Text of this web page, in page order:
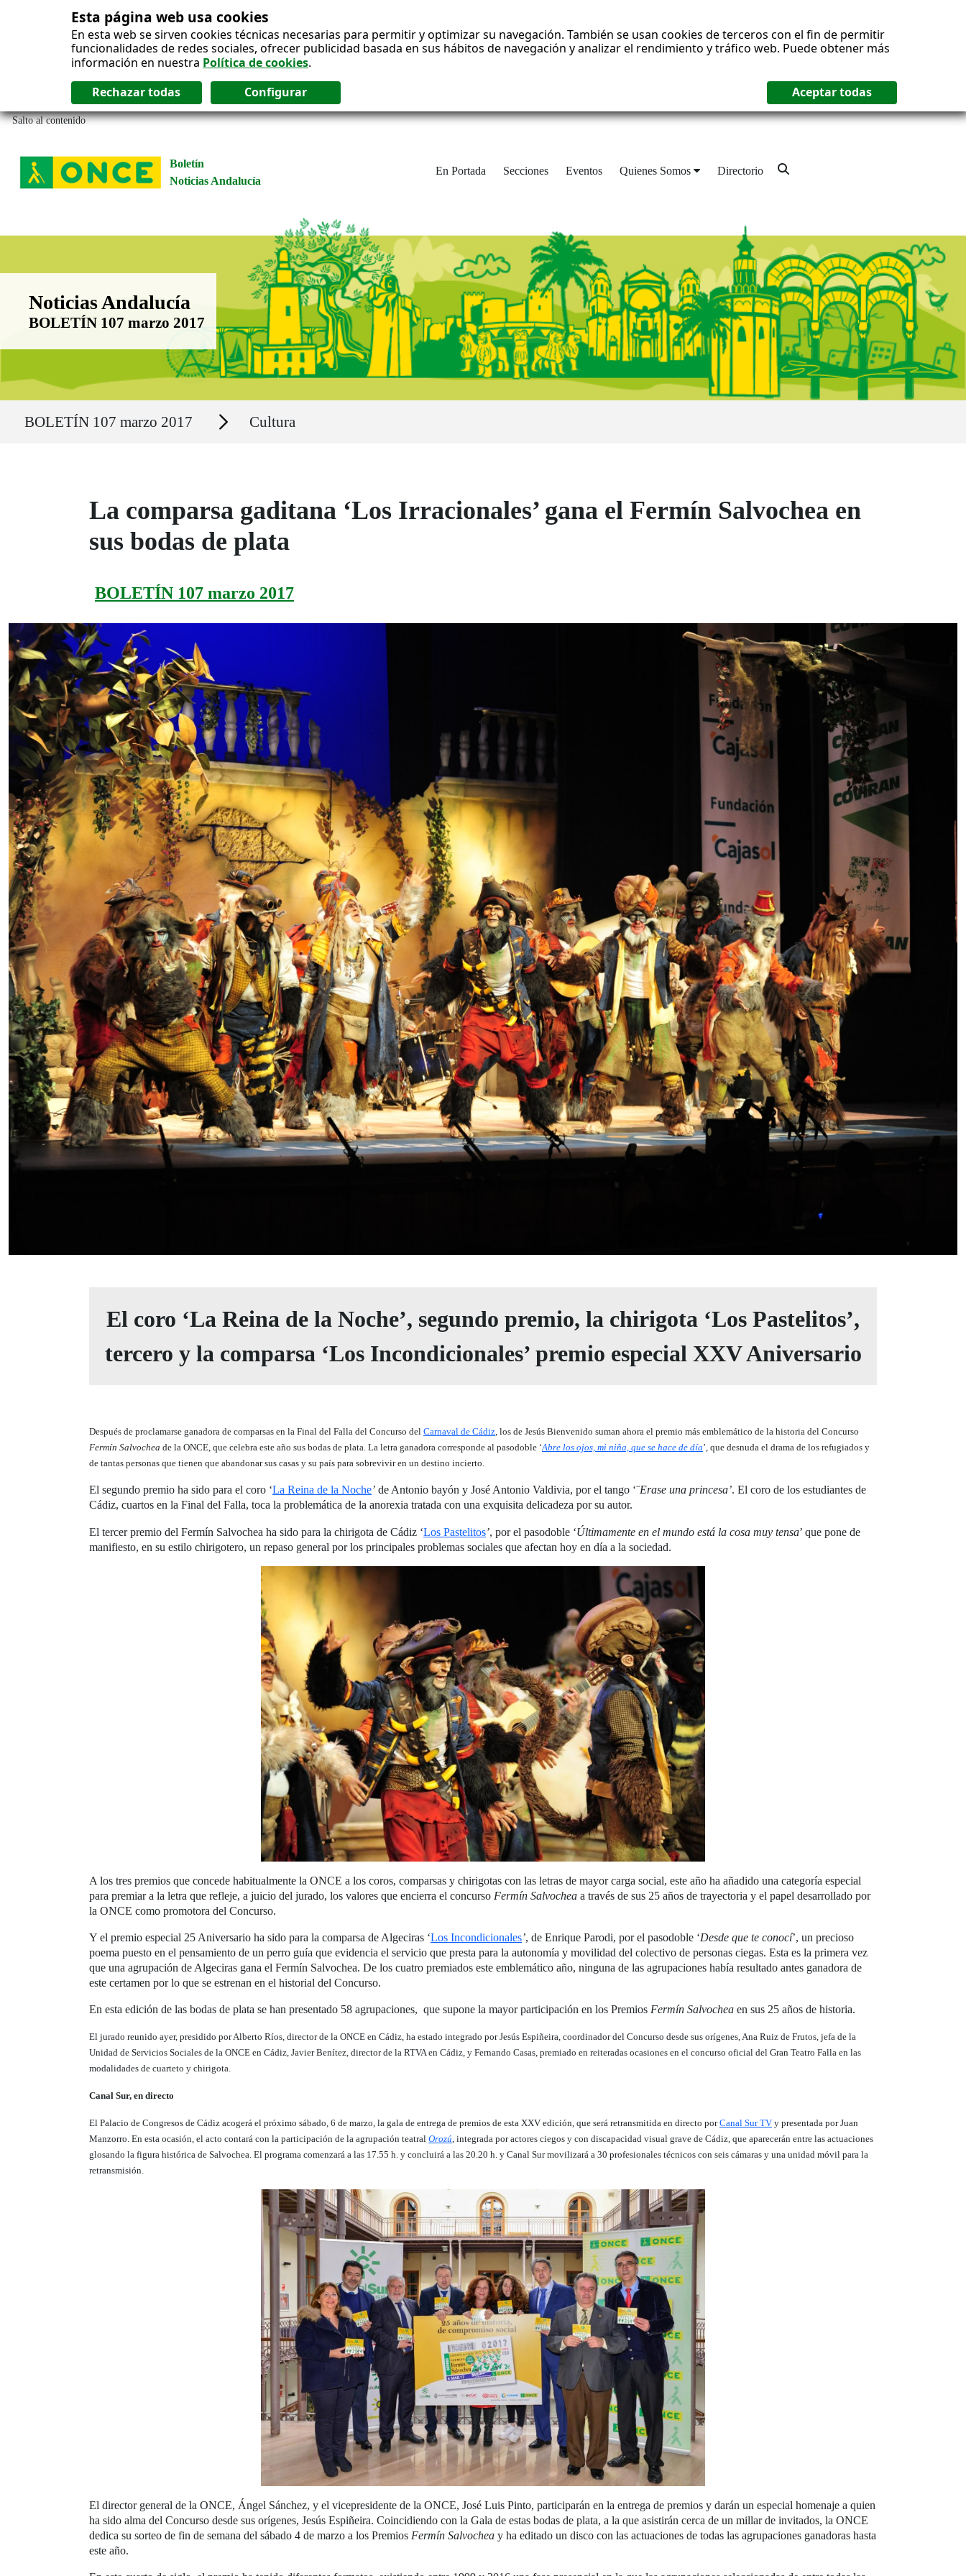
Esta página web usa cookies
En esta web se sirven cookies técnicas necesarias para permitir y optimizar su navegación. También se usan cookies de terceros con el fin de permitir
funcionalidades de redes sociales, ofrecer publicidad basada en sus hábitos de navegación y analizar el rendimiento y tráfico web. Puede obtener más
información en nuestra Política de cookies.
Salto al contenido
Boletín
Noticias Andalucía
En Portada Secciones Eventos Quienes Somos Directorio
Boletín Noticias Andalucía
Noticias Andalucía
BOLETÍN 107 marzo 2017
BOLETÍN 107 marzo 2017 Secciones Cultura
La comparsa gaditana ‘Los Irracionales’ gana el Fermín Salvochea en
sus bodas de plata
BOLETÍN 107 marzo 2017
El coro ‘La Reina de la Noche’, segundo premio, la chirigota ‘Los Pastelitos’,
tercero y la comparsa ‘Los Incondicionales’ premio especial XXV Aniversario
Después de proclamarse ganadora de comparsas en la Final del Falla del Concurso del Carnaval de Cádiz , los de Jesús Bienvenido suman ahora el premio más emblemático de la historia del Concurso
Fermín Salvochea de la ONCE, que celebra este año sus bodas de plata. La letra ganadora corresponde al pasodoble ‘Abre los ojos, mi niña, que se hace de día’, que desnuda el drama de los refugiados y
de tantas personas que tienen que abandonar sus casas y su país para sobrevivir en un destino incierto.
El segundo premio ha sido para el coro ‘La Reina de la Noche’ de Antonio bayón y José Antonio Valdivia, por el tango ‘¨Erase una princesa’. El coro de los estudiantes de
Cádiz, cuartos en la Final del Falla, toca la problemática de la anorexia tratada con una exquisita delicadeza por su autor.
El tercer premio del Fermín Salvochea ha sido para la chirigota de Cádiz ‘Los Pastelitos’, por el pasodoble ‘Últimamente en el mundo está la cosa muy tensa’ que pone de
manifiesto, en su estilo chirigotero, un repaso general por los principales problemas sociales que afectan hoy en día a la sociedad.
A los tres premios que concede habitualmente la ONCE a los coros, comparsas y chirigotas con las letras de mayor carga social, este año ha añadido una categoría especial
para premiar a la letra que refleje, a juicio del jurado, los valores que encierra el concurso Fermín Salvochea a través de sus 25 años de trayectoria y el papel desarrollado por
la ONCE como promotora del Concurso.
Y el premio especial 25 Aniversario ha sido para la comparsa de Algeciras ‘Los Incondicionales’, de Enrique Parodi, por el pasodoble ‘Desde que te conocí’, un precioso
poema puesto en el pensamiento de un perro guía que evidencia el servicio que presta para la autonomía y movilidad del colectivo de personas ciegas. Esta es la primera vez
que una agrupación de Algeciras gana el Fermín Salvochea. De los cuatro premiados este emblemático año, ninguna de las agrupaciones había resultado antes ganadora de
este certamen por lo que se estrenan en el historial del Concurso.
En esta edición de las bodas de plata se han presentado 58 agrupaciones, que supone la mayor participación en los Premios Fermín Salvochea en sus 25 años de historia.
El jurado reunido ayer, presidido por Alberto Ríos, director de la ONCE en Cádiz, ha estado integrado por Jesús Espiñeira, coordinador del Concurso desde sus orígenes, Ana Ruiz de Frutos, jefa de la
Unidad de Servicios Sociales de la ONCE en Cádiz, Javier Benítez, director de la RTVA en Cádiz, y Fernando Casas, premiado en reiteradas ocasiones en el concurso oficial del Gran Teatro Falla en las
modalidades de cuarteto y chirigota.
Canal Sur, en directo
El Palacio de Congresos de Cádiz acogerá el próximo sábado, 6 de marzo, la gala de entrega de premios de esta XXV edición, que será retransmitida en directo porCanal Sur TV y presentada por Juan
Manzorro. En esta ocasión, el acto contará con la participación de la agrupación teatral Orozú, integrada por actores ciegos y con discapacidad visual grave de Cádiz, que aparecerán entre las actuaciones
glosando la figura histórica de Salvochea. El programa comenzará a las 17.55 h. y concluirá a las 20.20 h. y Canal Sur movilizará a 30 profesionales técnicos con seis cámaras y una unidad móvil para la
retransmisión.
El director general de la ONCE, Ángel Sánchez, y el vicepresidente de la ONCE, José Luis Pinto, participarán en la entrega de premios y darán un especial homenaje a quien
ha sido alma del Concurso desde sus orígenes, Jesús Espiñeira. Coincidiendo con la Gala de estas bodas de plata, a la que asistirán cerca de un millar de invitados, la ONCE
dedica su sorteo de fin de semana del sábado 4 de marzo a los Premios Fermín Salvochea y ha editado un disco con las actuaciones de todas las agrupaciones ganadoras hasta
este año.